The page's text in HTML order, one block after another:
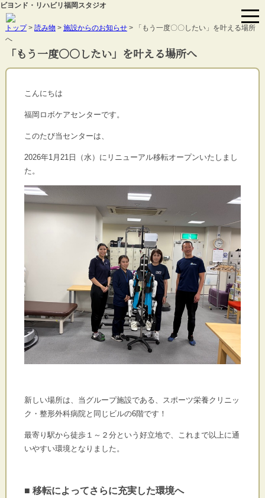
ビヨンド・リハビリ福岡スタジオ
トップ> 読み物 > 施設からのお知らせ> 「もう一度〇〇したい」を叶える場所
へ
「もう一度〇〇したい」を叶える場所へ
こんにちは
福岡ロボケアセンターです。
このたび当センターは、
2026年1月21日（水） にリニューアル移転オープンいたしまし
た。
新しい場所は、当グループ施設である、スポーツ栄養クリニッ
ク・整形外科病院と同じビルの6階です！
最寄り駅から徒歩１～２分という好立地で、これまで以上に通
いやすい環境となりました。
■ 移転によってさらに充実した環境へ